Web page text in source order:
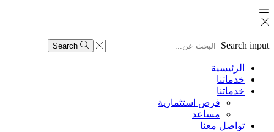
Search input
Search
الرئيسية
خدماتنا
خدماتنا
فرص استثمارية
مساعد
تواصل معنا